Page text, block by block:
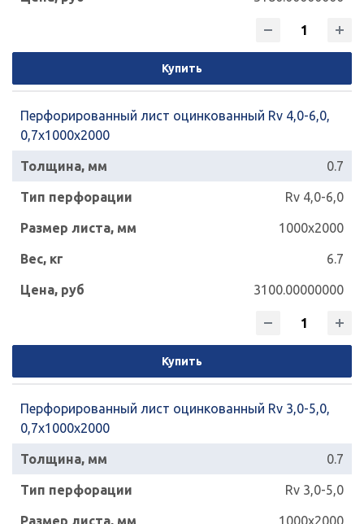
Купить
Перфорированный лист оцинкованный Rv 4,0-6,0,
0,7х1000х2000
0.7
Rv 4,0-6,0
1000x2000
6.7
3100.00000000
Купить
Перфорированный лист оцинкованный Rv 3,0-5,0,
0,7х1000х2000
0.7
Rv 3,0-5,0
1000x2000